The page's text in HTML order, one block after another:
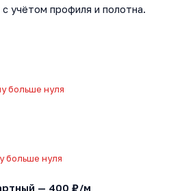
учётом профиля и полотна.
больше нуля
больше нуля